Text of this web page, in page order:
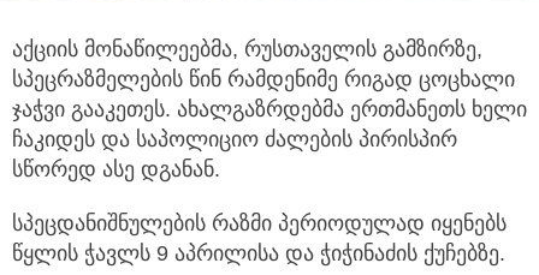
აქციის მონაწილეებმა, რუსთაველის გამზირზე,
სპეცრაზმელების წინ რამდენიმე რიგად ცოცხალი
ჯაჭვი გააკეთეს. ახალგაზრდებმა ერთმანეთს ხელი
ჩაკიდეს და საპოლიციო ძალების პირისპირ
სწორედ ასე დგანან.
სპეცდანიშნულების რაზმი პერიოდულად იყენებს
წყლის ჭავლს 9 აპრილისა და ჭიჭინაძის ქუჩებზე.